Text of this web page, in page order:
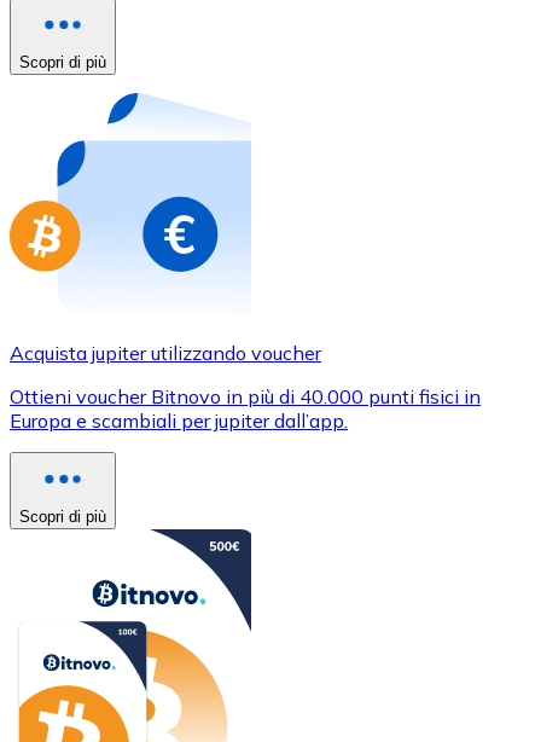
Acquista con carta
Acquista gift card dei tuoi marchi preferiti con
Vai al negozio di carte regalo
Scopri di più
Acquista jupiter utilizzando voucher
Ottieni voucher Bitnovo in più di 40.000 punti fisici in
Europa e scambiali per jupiter dall’app.
Scopri di più